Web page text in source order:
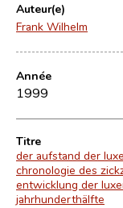
Auteur(e)
Frank Wilhelm
Année
1999
Titre
der aufstand der
chronologie des
entwicklung der
jahrhunderthälfte